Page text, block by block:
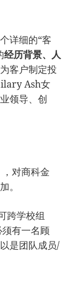
详细的“客
经历背景、人
客户制定投
Ash女
领导、创
对商科金
。
跨学校组
有一名顾
是团队成员/